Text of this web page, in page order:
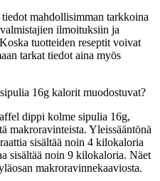
mahdollisimman tarkkoina
ilmoituksiin ja
tuotteiden reseptit voivat
tarkat tiedot aina myös
16g kalorit muodostuvat?
dippi kolme sipulia 16g,
makroravinteista. Yleissääntönä
sisältää noin 4 kilokaloria
sisältää noin 9 kilokaloria. Näet
makroravinnekaaviosta.